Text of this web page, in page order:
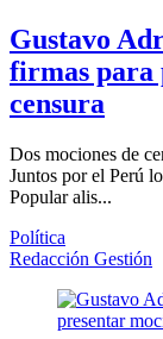
Gustavo
firmas para
censura
Dos mociones de
Juntos por el Perú
Popular alis...
Política
Redacción Gestión